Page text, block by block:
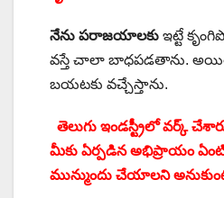
నేను పరాజయాలకు ఇట్టే
వస్తే చాలా బాధపడతాను.
బయటకు వచ్చేస్తాను.
తెలుగు ఇండస్ట్రీలో వర్క్
మీకు ఏర్పడిన అభిప్రాయం
మున్ముందు చేయాలని